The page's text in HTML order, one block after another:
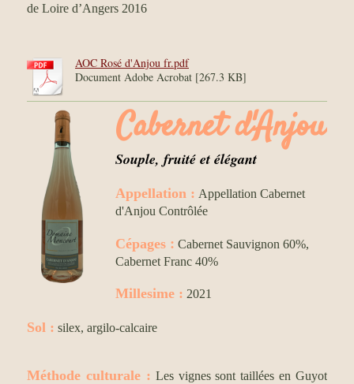
de Loire d’Angers 2016
AOC Rosé d'Anjou fr.pdf
Document Adobe Acrobat [267.3 KB]
Cabernet d'Anjou
Souple, fruité et élégant
Appellation : Appellation Cabernet
d'Anjou Contrôlée
Cépages : Cabernet Sauvignon 60%,
Cabernet Franc 40%
Millesime : 2021
Sol : silex, argilo-calcaire
Méthode culturale : Les vignes sont taillées en Guyot